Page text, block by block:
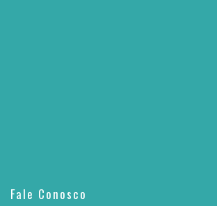
Fale Conosco